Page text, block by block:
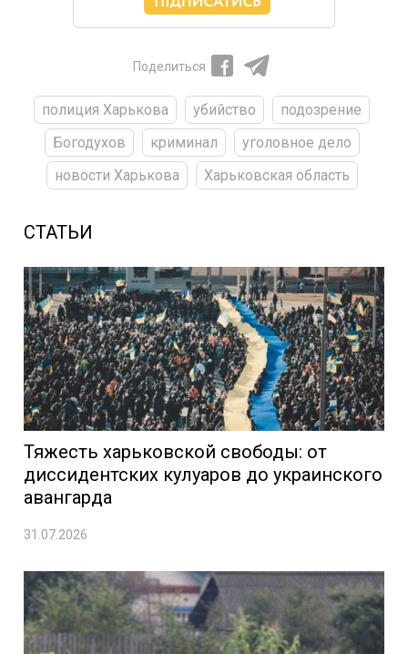
Поделиться
полиция Харькова убийство
подозрение
Богодухов
криминал
уголовное дело
новости Харькова
Харьковская область
СТАТЬИ
Тяжесть харьковской свободы: от
диссидентских кулуаров до украинского
авангарда
31.07.2026